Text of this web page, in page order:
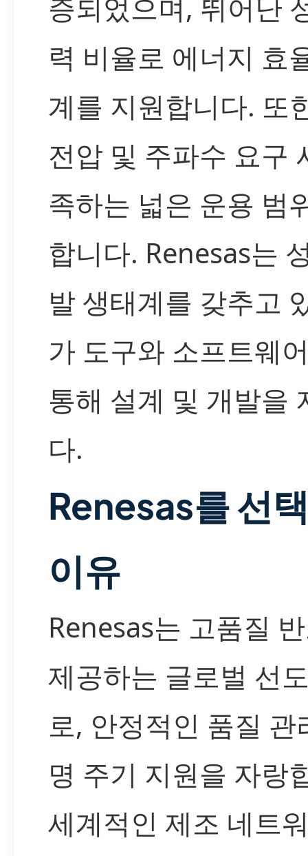
증되었으며, 뛰어난
력 비율로 에너지 효
계를 지원합니다. 또
전압 및 주파수 요구
족하는 넓은 운용 범
합니다. Renesas는
발 생태계를 갖추고
가 도구와 소프트웨
통해 설계 및 개발을
다.
Renesas를 선
이유
Renesas는 고품질
제공하는 글로벌 선
로, 안정적인 품질 관
명 주기 지원을 자랑
세계적인 제조 네트